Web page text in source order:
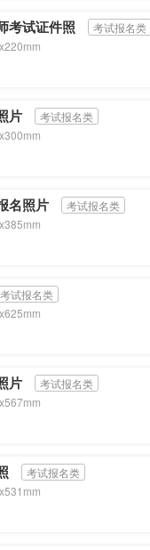
考试证件照
考试报名类
片
考试报名类
名照片
考试报名类
考试报名类
片
考试报名类
考试报名类